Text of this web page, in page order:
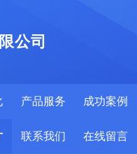
公司
产品服务 成功案例
联系我们 在线留言